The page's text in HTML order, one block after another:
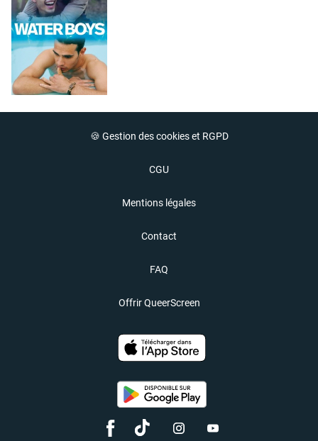
🍪 Gestion des cookies et RGPD
CGU
Mentions légales
Contact
FAQ
Offrir QueerScreen